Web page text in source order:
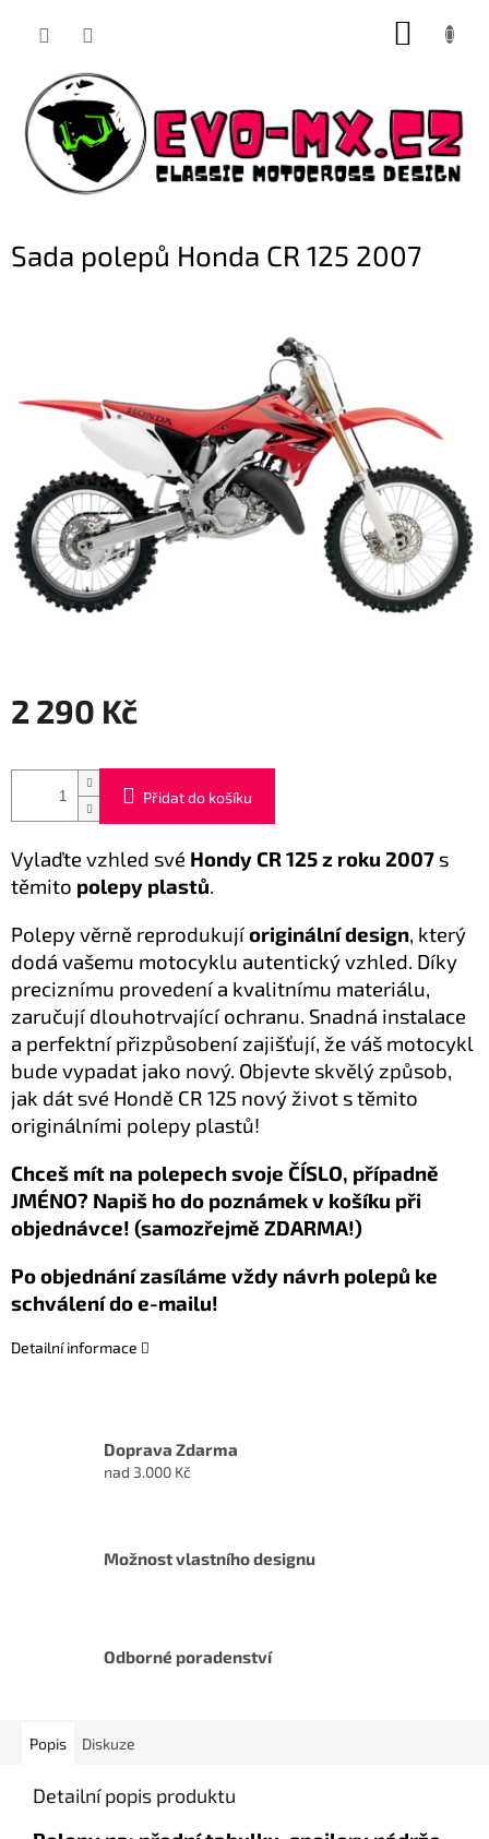
Sada polepů Honda CR 125 2007
2 290 Kč
cena:
Přidat do košíku
Vylaďte vzhled své Hondy CR 125 z roku 2007 s
těmito polepy plastů.
Polepy věrně reprodukujíoriginální design, který
dodá vašemu motocyklu autentický vzhled. Díky
preciznímu provedení a kvalitnímu materiálu,
zaručují dlouhotrvající ochranu. Snadná instalace
a perfektní přizpůsobení zajišťují, že váš motocykl
bude vypadat jako nový. Objevte skvělý způsob,
jak dát své Hondě CR 125 nový život s těmito
originálními polepy plastů!
Chceš mít na polepech svoje ČÍSLO, případně
JMÉNO? Napiš ho do poznámek v košíku při
objednávce! (samozřejmě ZDARMA!)
Po objednání zasíláme vždy návrh polepů ke
schválení do e-mailu!
Detailní informace
Doprava Zdarma
nad 3.000 Kč
Možnost vlastního designu
Odborné poradenství
Popis Diskuze
Detailní popis produktu